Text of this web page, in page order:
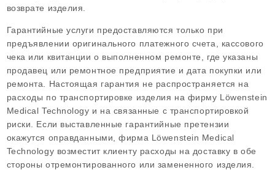
возврате изделия.
Гарантийные услуги предоставляются только при
предъявлении оригинального платежного счета, кассового
чека или квитанции о выполненном ремонте, где указаны
продавец или ремонтное предприятие и дата покупки или
ремонта. Настоящая гарантия не распространяется на
расходы по транспортировке изделия на фирму Löwenstein
Medical Technology и на связанные с транспортировкой
риски. Если выставленные гарантийные претензии
окажутся оправданными, фирма Löwenstein Medical
Technology возместит клиенту расходы на доставку в обе
стороны отремонтированного или замененного изделия.